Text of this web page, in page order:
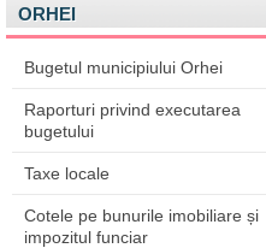
ORHEI
Bugetul municipiului Orhei
Raporturi privind executarea
bugetului
Taxe locale
Cotele pe bunurile imobiliare și
impozitul funciar